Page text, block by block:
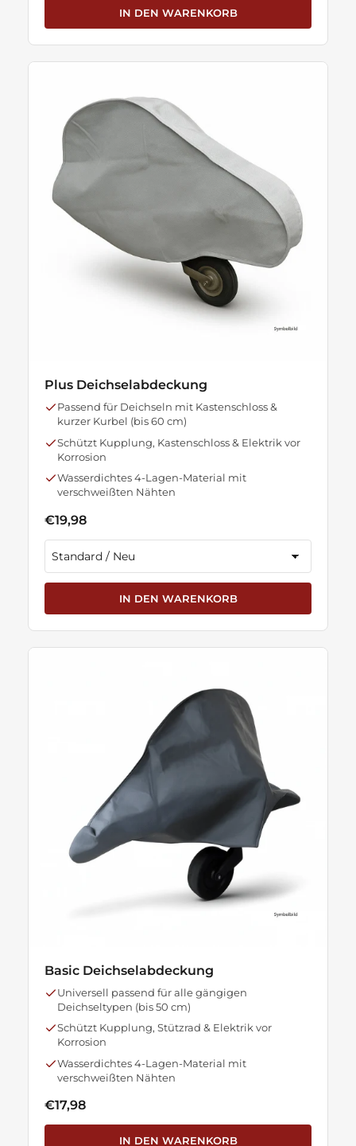
IN DEN WARENKORB
Plus Deichselabdeckung
Passend für Deichseln mit Kastenschloss &
kurzer Kurbel (bis 60 cm)
Schützt Kupplung, Kastenschloss & Elektrik vor
Korrosion
Wasserdichtes 4-Lagen-Material mit
verschweißten Nähten
€19,98
IN DEN WARENKORB
Basic Deichselabdeckung
Universell passend für alle gängigen
Deichseltypen (bis 50 cm)
Schützt Kupplung, Stützrad & Elektrik vor
Korrosion
Wasserdichtes 4-Lagen-Material mit
verschweißten Nähten
€17,98
IN DEN WARENKORB